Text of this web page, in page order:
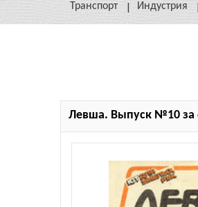
Транспорт Индустрия
Левша. Выпуск №10 за